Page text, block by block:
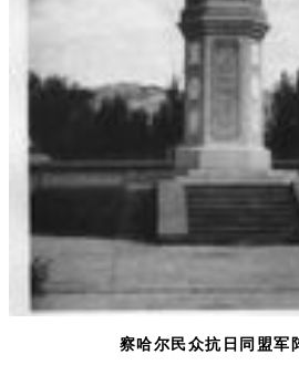
察哈尔民众抗日同盟军